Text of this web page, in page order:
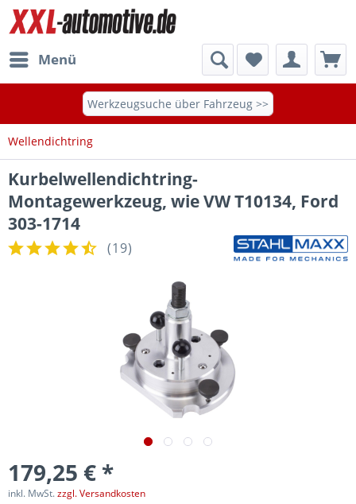
Menü
Werkzeugsuche über Fahrzeug >>
Wellendichtring
Kurbelwellendichtring-
Montagewerkzeug, wie VW T10134, Ford
303-1714
(19)
179,25 € *
inkl. MwSt.zzgl. Versandkosten